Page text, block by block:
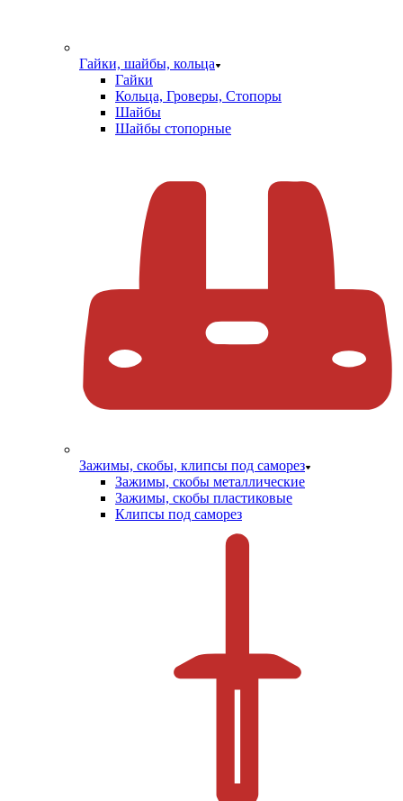
Гайки, шайбы, кольца
Гайки
Кольца, Гроверы, Стопоры
Шайбы
Шайбы стопорные
Зажимы, скобы, клипсы под саморез
Зажимы, скобы металлические
Зажимы, скобы пластиковые
Клипсы под саморез